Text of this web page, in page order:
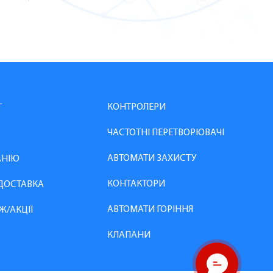
АКЦІЇ
КОНТРОЛЕРИ
ЧАСТОТНІ ПЕРЕТВОРЮВАЧІ
АВТОМАТИ ЗАХИСТУ
КОНТАКТОРИ
АВТОМАТИ ГОРІННЯ
КЛАПАНИ